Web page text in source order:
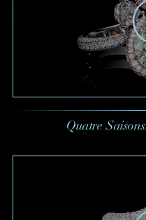
Quatre